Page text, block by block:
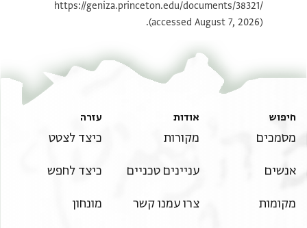
https://geniza.princeton.edu/documents/38321/
(accessed August 7, 2026).
חיפוש
מסמכים
אנשים
מקומות
אודות
מקורות
עניינים טכניים
צרו עמנו קשר
עזרה
כיצד לצטט
כיצד לחפש
מונחון